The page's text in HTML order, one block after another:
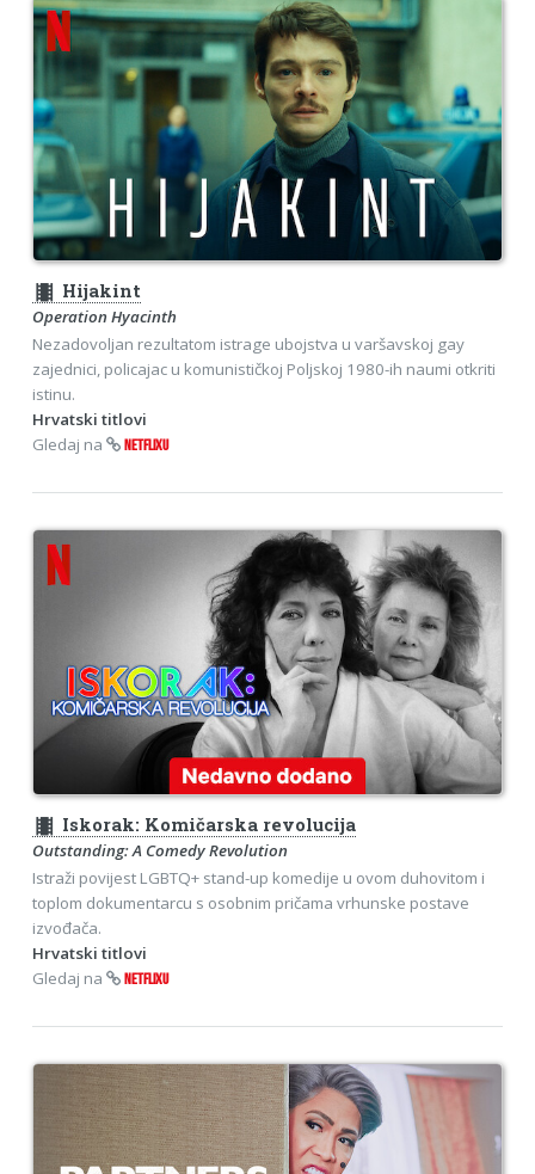
theaters Hijakint
Operation Hyacinth
Nezadovoljan rezultatom istrage ubojstva u varšavskoj gay
zajednici, policajac u komunističkoj Poljskoj 1980-ih naumi otkriti
istinu.
Hrvatski titlovi
Gledaj na
NETFLIXU
theaters Iskorak: Komičarska revolucija
Outstanding: A Comedy Revolution
Istraži povijest LGBTQ+ stand-up komedije u ovom duhovitom i
toplom dokumentarcu s osobnim pričama vrhunske postave
izvođača.
Hrvatski titlovi
Gledaj na
NETFLIXU